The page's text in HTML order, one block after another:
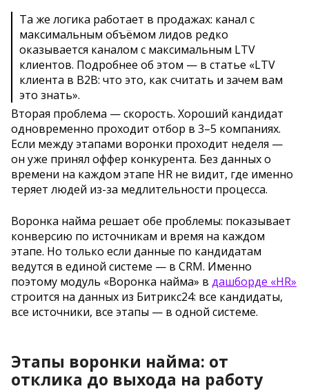
Та же логика работает в продажах: канал с
максимальным объёмом лидов редко
оказывается каналом с максимальным LTV
клиентов. Подробнее об этом — в статье «LTV
клиента в B2B: что это, как считать и зачем вам
это знать».
Вторая проблема — скорость. Хороший кандидат
одновременно проходит отбор в 3–5 компаниях.
Если между этапами воронки проходит неделя —
он уже принял оффер конкурента. Без данных о
времени на каждом этапе HR не видит, где именно
теряет людей из-за медлительности процесса.
Воронка найма решает обе проблемы: показывает
конверсию по источникам и время на каждом
этапе. Но только если данные по кандидатам
ведутся в единой системе — в CRM. Именно
поэтому модуль «Воронка найма» в дашборде «HR»
строится на данных из Битрикс24: все кандидаты,
все источники, все этапы — в одной системе.
Этапы воронки найма: от
отклика до выхода на работу